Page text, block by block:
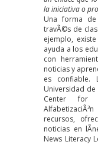
la iniciativa o
Una forma de
travÃ©s de
ejemplo,
ayuda a los
con
noticias y
es confiable.
Universidad
Center for
recursos,
noticias en
News Literacy